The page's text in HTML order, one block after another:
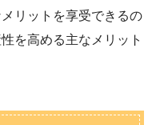
リットを享受できるの
を高める主なメリット